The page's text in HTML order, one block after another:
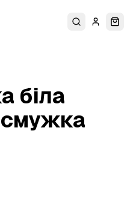
ПошукУвійти
біла